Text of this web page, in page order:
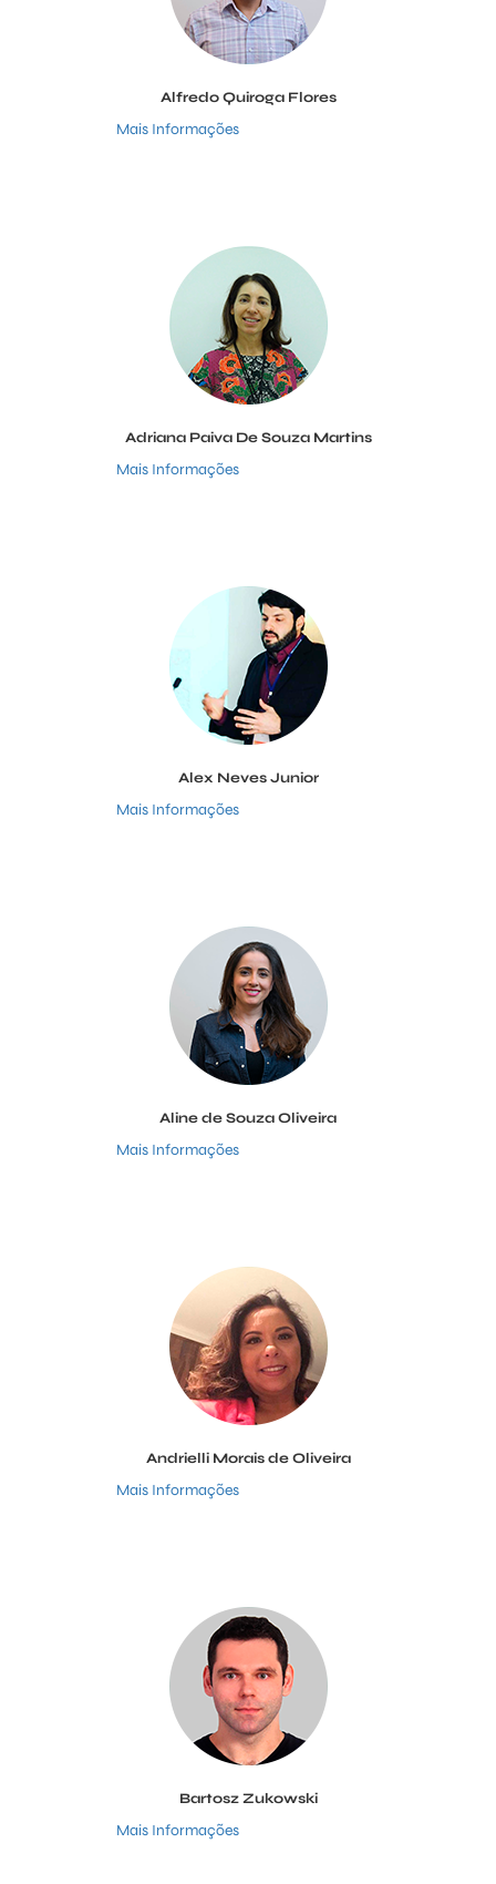
Alfredo Quiroga Flores
Mais Informações
Adriana Paiva De Souza Martins
Mais Informações
Alex Neves Junior
Mais Informações
Aline de Souza Oliveira
Mais Informações
Andrielli Morais de Oliveira
Mais Informações
Bartosz Zukowski
Mais Informações